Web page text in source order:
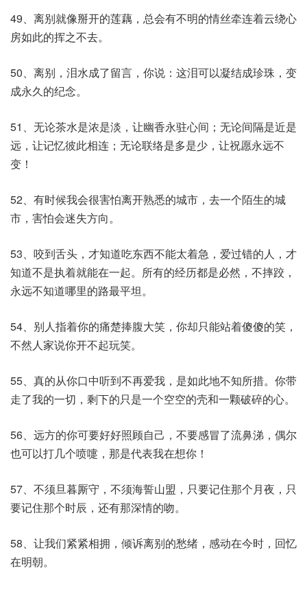
49、离别就像掰开的莲藕，总会有不明的情丝牵连着云绕心
房如此的挥之不去。
50、离别，泪水成了留言，你说：这泪可以凝结成珍珠，变
成永久的纪念。
51、无论茶水是浓是淡，让幽香永驻心间；无论间隔是近是
远，让记忆彼此相连；无论联络是多是少，让祝愿永远不
变！
52、有时候我会很害怕离开熟悉的城市，去一个陌生的城
市，害怕会迷失方向。
53、咬到舌头，才知道吃东西不能太着急，爱过错的人，才
知道不是执着就能在一起。所有的经历都是必然，不摔跤，
永远不知道哪里的路最平坦。
54、别人指着你的痛楚捧腹大笑，你却只能站着傻傻的笑，
不然人家说你开不起玩笑。
55、真的从你口中听到不再爱我，是如此地不知所措。你带
走了我的一切，剩下的只是一个空空的壳和一颗破碎的心。
56、远方的你可要好好照顾自己，不要感冒了流鼻涕，偶尔
也可以打几个喷嚏，那是代表我在想你！
57、不须旦暮厮守，不须海誓山盟，只要记住那个月夜，只
要记住那个时辰，还有那深情的吻。
58、让我们紧紧相拥，倾诉离别的愁绪，感动在今时，回忆
在明朝。